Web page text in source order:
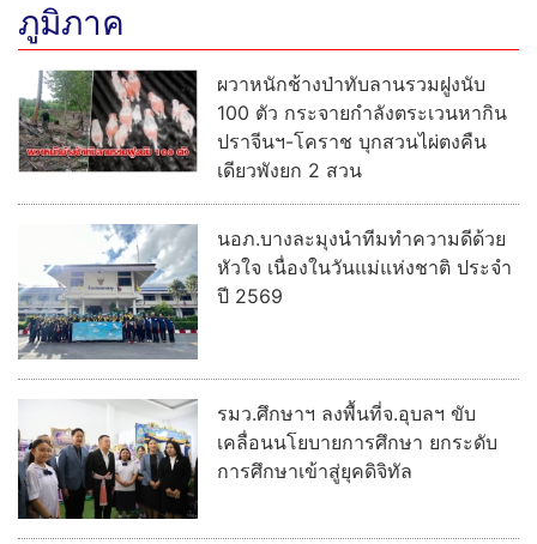
ภูมิภาค
ผวาหนักช้างป่าทับลานรวมฝูงนับ
100 ตัว กระจายกำลังตระเวนหากิน
ปราจีนฯ-โคราช บุกสวนไผ่ตงคืน
เดียวพังยก 2 สวน
นอภ.บางละมุงนำทีมทำความดีด้วย
หัวใจ เนื่องในวันแม่แห่งชาติ ประจำ
ปี 2569
รมว.ศึกษาฯ ลงพื้นที่จ.อุบลฯ ขับ
เคลื่อนนโยบายการศึกษา ยกระดับ
การศึกษาเข้าสู่ยุคดิจิทัล